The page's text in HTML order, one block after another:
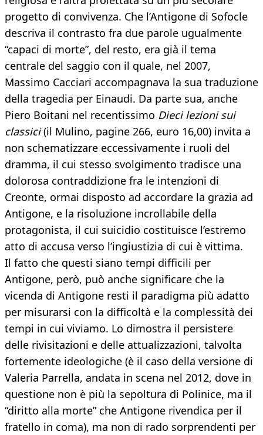
progetto di convivenza. Che l’Antigone di Sofocle
descriva il contrasto fra due parole ugualmente
“capaci di morte”, del resto, era già il tema
centrale del saggio con il quale, nel 2007,
Massimo Cacciari accompagnava la sua traduzione
della tragedia per Einaudi. Da parte sua, anche
Piero Boitani nel recentissimo Dieci lezioni sui
classici(il Mulino, pagine 266, euro 16,00) invita a
non schematizzare eccessivamente i ruoli del
dramma, il cui stesso svolgimento tradisce una
dolorosa contraddizione fra le intenzioni di
Creonte, ormai disposto ad accordare la grazia ad
Antigone, e la risoluzione incrollabile della
protagonista, il cui suicidio costituisce l’estremo
atto di accusa verso l’ingiustizia di cui è vittima.
Il fatto che questi siano tempi difficili per
Antigone, però, può anche significare che la
vicenda di Antigone resti il paradigma più adatto
per misurarsi con la difficoltà e la complessità dei
tempi in cui viviamo. Lo dimostra il persistere
delle rivisitazioni e delle attualizzazioni, talvolta
fortemente ideologiche (è il caso della versione di
Valeria Parrella, andata in scena nel 2012, dove in
questione non è più la sepoltura di Polinice, ma il
“diritto alla morte” che Antigone rivendica per il
fratello in coma), ma non di rado sorprendenti per